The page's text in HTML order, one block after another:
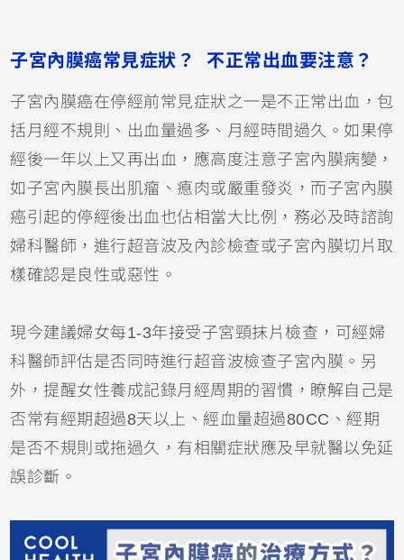
子宮內膜癌常見症狀？ 不正常出血要注意？
子宮內膜癌在停經前常見症狀之一是不正常出血，包
括月經不規則、出血量過多、月經時間過久。如果停
經後一年以上又再出血，應高度注意子宮內膜病變，
如子宮內膜長出肌瘤、瘜肉或嚴重發炎，而子宮內膜
癌引起的停經後出血也佔相當大比例，務必及時諮詢
婦科醫師，進行超音波及內診檢查或子宮內膜切片取
樣確認是良性或惡性。
現今建議婦女每1-3年接受子宮頸抹片檢查，可經婦
科醫師評估是否同時進行超音波檢查子宮內膜。另
外，提醒女性養成記錄月經周期的習慣，瞭解自己是
否常有經期超過8天以上、經血量超過80CC、經期
是否不規則或拖過久，有相關症狀應及早就醫以免延
誤診斷。